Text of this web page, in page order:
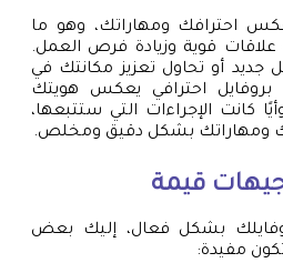
احترافك ومهاراتك، وهو ما
قوية وزيادة فرص العمل.
أو تحاول تعزيز مكانتك في
احترافي يعكس هويتك
كانت الإجراءات التي ستتبعها،
ومهاراتك بشكل دقيق ومخلص.
قيمة
بشكل فعال، إليك بعض
مفيدة: